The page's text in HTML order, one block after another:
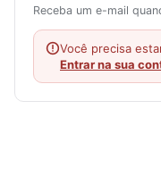
Receba um e-mail
Você precisa
Entrar na sua